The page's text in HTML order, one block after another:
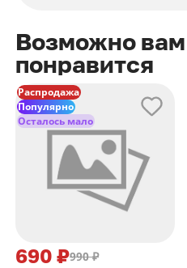
Возможно вам
понравится
Распродажа
Популярно
Осталось мало
690 ₽990 ₽